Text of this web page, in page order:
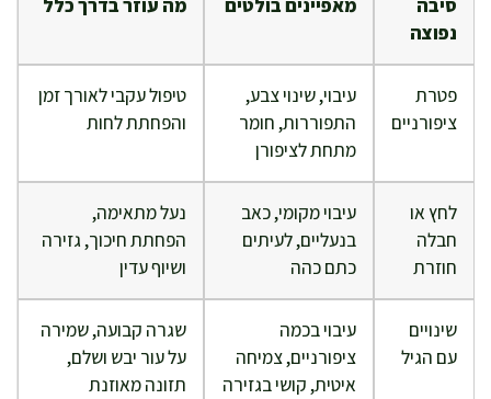
סיבה
נפוצה
מאפיינים בולטים מה עוזר בדרך כלל
פטרת
ציפורניים
עיבוי, שינוי צבע,
התפוררות, חומר
מתחת לציפורן
טיפול עקבי לאורך זמן
והפחתת לחות
לחץ או
חבלה
חוזרת
עיבוי מקומי, כאב
בנעליים, לעיתים
כתם כהה
נעל מתאימה,
הפחתת חיכוך, גזירה
ושיוף עדין
שינויים
עם הגיל
עיבוי בכמה
ציפורניים, צמיחה
איטית, קושי בגזירה
שגרה קבועה, שמירה
על עור יבש ושלם,
תזונה מאוזנת